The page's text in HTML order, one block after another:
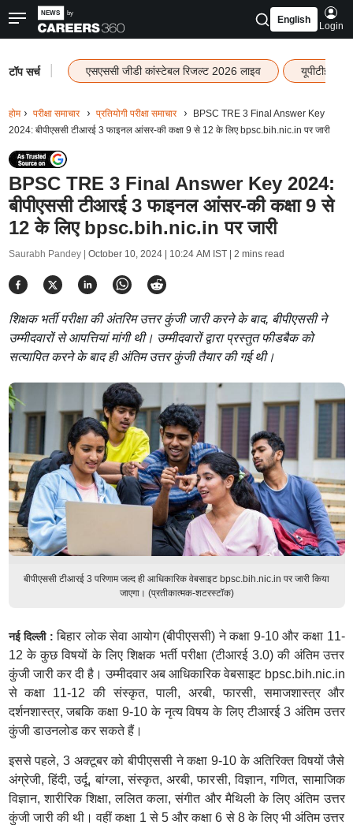
English
Login
टॉप सर्च एसएससी जीडी कांस्टेबल रिजल्ट 2026 लाइव यूपीटीईटी
होम परीक्षा समाचार प्रतियोगी परीक्षा समाचार
BPSC TRE 3 Final Answer Key
2024: बीपीएससी टीआरई 3 फाइनल आंसर-की कक्षा 9 से 12 के लिए bpsc.bih.nic.in पर जारी
BPSC TRE 3 Final Answer Key 2024:
बीपीएससी टीआरई 3 फाइनल आंसर-की कक्षा 9 से
12 के लिए bpsc.bih.nic.in पर जारी
Saurabh Pandey | October 10, 2024 | 10:24 AM IST| 2 mins read
शिक्षक भर्ती परीक्षा की अंतरिम उत्तर कुंजी जारी करने के बाद, बीपीएससी ने
उम्मीदवारों से आपत्तियां मांगी थी। उम्मीदवारों द्वारा प्रस्तुत फीडबैक को
सत्यापित करने के बाद ही अंतिम उत्तर कुंजी तैयार की गई थी।
बीपीएससी टीआरई 3 परिणाम जल्द ही आधिकारिक वेबसाइट bpsc.bih.nic.in पर जारी किया
जाएगा। (प्रतीकात्मक-शटरस्टॉक)
नई दिल्ली : बिहार लोक सेवा आयोग (बीपीएससी) ने कक्षा 9-10 और कक्षा 11-
12 के कुछ विषयों के लिए शिक्षक भर्ती परीक्षा (टीआरई 3.0) की अंतिम उत्तर
कुंजी जारी कर दी है। उम्मीदवार अब आधिकारिक वेबसाइट bpsc.bih.nic.in
से कक्षा 11-12 की संस्कृत, पाली, अरबी, फारसी, समाजशास्त्र और
दर्शनशास्त्र, जबकि कक्षा 9-10 के नृत्य विषय के लिए टीआरई 3 अंतिम उत्तर
कुंजी डाउनलोड कर सकते हैं।
इससे पहले, 3 अक्टूबर को बीपीएससी ने कक्षा 9-10 के अतिरिक्त विषयों जैसे
अंग्रेजी, हिंदी, उर्दू, बांग्ला, संस्कृत, अरबी, फारसी, विज्ञान, गणित, सामाजिक
विज्ञान, शारीरिक शिक्षा, ललित कला, संगीत और मैथिली के लिए अंतिम उत्तर
कुंजी जारी की थी। वहीं कक्षा 1 से 5 और कक्षा 6 से 8 के लिए भी अंतिम उत्तर